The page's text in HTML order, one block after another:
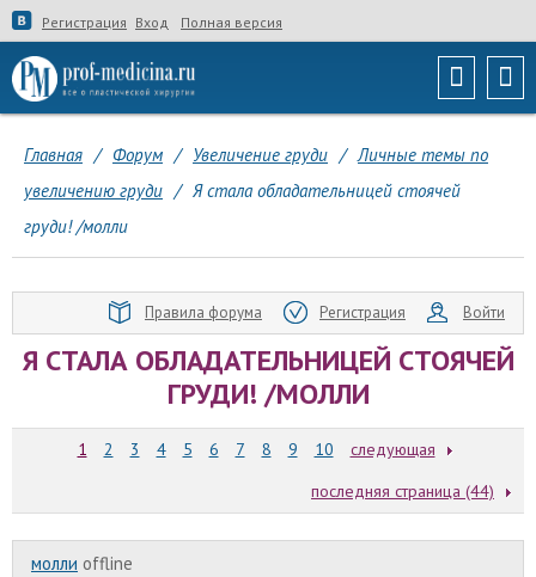
Регистрация Вход Полная версия
Главная / Форум / Увеличение груди / Личные темы по
увеличению груди / Я стала обладательницей стоячей
груди! /молли
Правила форума Регистрация Войти
Я СТАЛА ОБЛАДАТЕЛЬНИЦЕЙ СТОЯЧЕЙ
ГРУДИ! /МОЛЛИ
1 2 3 4 5 6 7 8 9 10
следующая
последняя страница (44)
молли offline